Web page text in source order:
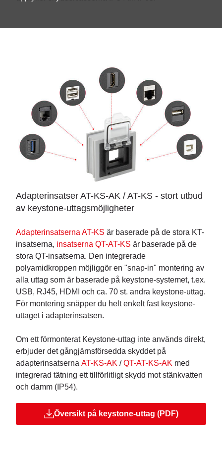
Adapterinsatser AT-KS-AK / AT-KS - stort utbud
av keystone-uttagsmöjligheter
Adapterinsatserna AT-KS är baserade på de stora KT-
insatserna, insatserna QT-AT-KS är baserade på de
stora QT-insatserna. Den integrerade
polyamidkroppen möjliggör en "snap-in" montering av
alla uttag som är baserade på keystone-systemet, t.ex.
USB, RJ45, HDMI och ca. 70 st. andra keystone-uttag.
För montering snäpper du helt enkelt fast keystone-
uttaget i adapterinsatsen.
Om ett förmonterat Keystone-uttag inte används direkt,
erbjuder det gångjärnsförsedda skyddet på
adapterinsatserna AT-KS-AK /QT-AT-KS-AK med
integrerad tätning ett tillförlitligt skydd mot stänkvatten
och damm (IP54).
Översikt på keystone-uttag (PDF)